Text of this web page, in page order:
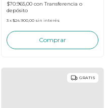
$70.965,00 con Transferencia o
depósito
3 x $24.900,00 sin interés
GRATIS